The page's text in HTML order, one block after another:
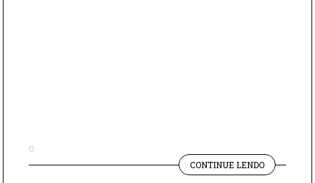
0
CONTINUE LENDO"ESPECIAL
DIA